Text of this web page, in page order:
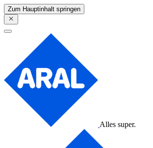
Zum Hauptinhalt springen
Alles super.